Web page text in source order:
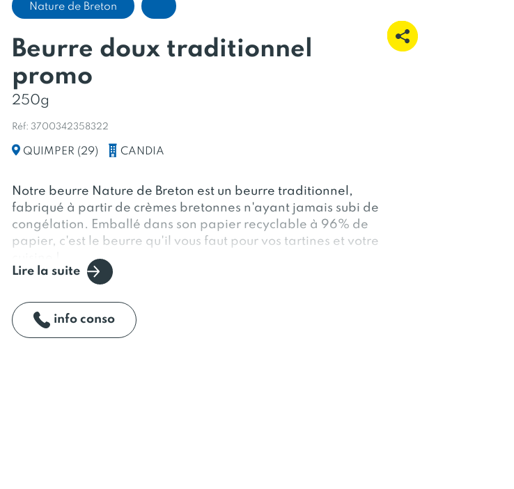
Nature de Breton
Beurre doux traditionnel
promo
250g
Réf: 3700342358322
QUIMPER (29) CANDIA
Notre beurre Nature de Breton est un beurre traditionnel,
fabriqué à partir de crèmes bretonnes n'ayant jamais subi de
congélation. Emballé dans son papier recyclable à 96% de
papier, c'est le beurre qu'il vous faut pour vos tartines et votre
Lire la suite
info conso